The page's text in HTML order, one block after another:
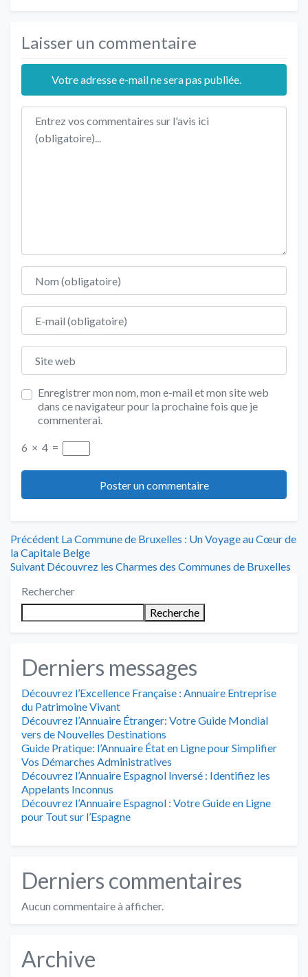
Laisser un commentaire
Votre adresse e-mail ne sera pas publiée.
Texte de l'avis
Nom
E-mail
Site web
Enregistrer mon nom, mon e-mail et mon site web
dans ce navigateur pour la prochaine fois que je
commenterai.
6 × 4 =
Navigation
de
l’article
Précédent Article
précédent
:
La Commune de Bruxelles : Un Voyage au Cœur de
la Capitale Belge
Suivant Article
:
Découvrez les Charmes des Communes de Bruxelles
Rechercher
Recherche
Derniers messages
Découvrez l’Excellence Française : Annuaire Entreprise
du Patrimoine Vivant
Découvrez l’Annuaire Étranger: Votre Guide Mondial
vers de Nouvelles Destinations
Guide Pratique: l’Annuaire État en Ligne pour Simplifier
Vos Démarches Administratives
Découvrez l’Annuaire Espagnol Inversé : Identifiez les
Appelants Inconnus
Découvrez l’Annuaire Espagnol : Votre Guide en Ligne
pour Tout sur l’Espagne
Derniers commentaires
Aucun commentaire à afficher.
Archive